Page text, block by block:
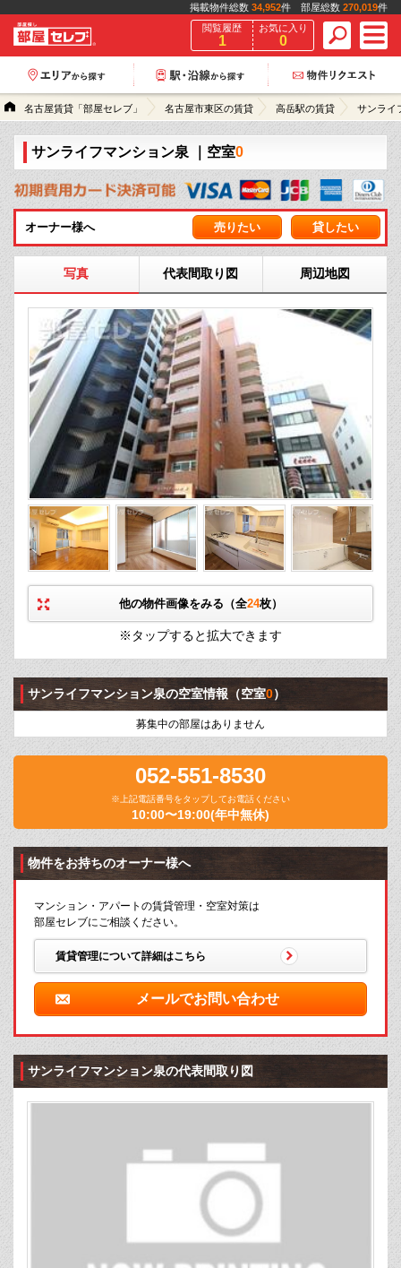
掲載物件総数 34,952件 部屋総数 270,019件
閲覧履歴
1
お気に入り
0
名古屋賃貸「部屋セレブ」 名古屋市東区の賃貸 高岳駅の賃貸 サンライ
サンライフマンション泉 ｜空室0
オーナー様へ 売りたい 貸したい
写真 代表間取り図 周辺地図
他の物件画像をみる（全24枚）
※タップすると拡大できます
サンライフマンション泉の空室情報 （空室0）
募集中の部屋はありません
052-551-8530
※上記電話番号をタップしてお電話ください
10:00〜19:00(年中無休)
物件をお持ちのオーナー様へ
マンション・アパートの賃貸管理・空室対策は
部屋セレブにご相談ください。
賃貸管理について詳細はこちら
メールでお問い合わせ
サンライフマンション泉の代表間取り図